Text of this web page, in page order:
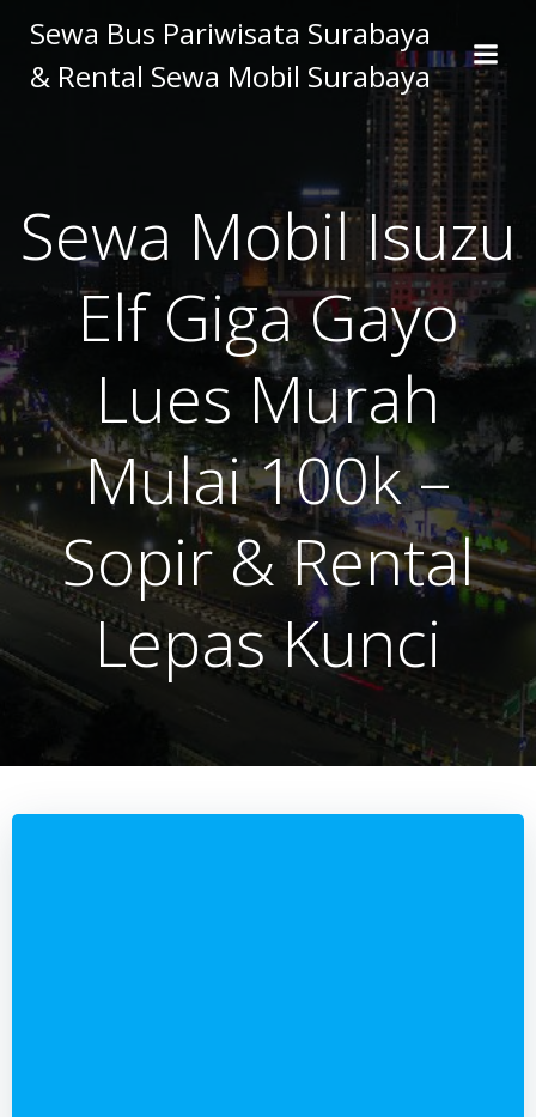
to
content
Sewa Bus Pariwisata Surabaya
& Rental Sewa Mobil Surabaya
Sewa Mobil Isuzu
Elf Giga Gayo
Lues Murah
Mulai 100k –
Sopir & Rental
Lepas Kunci